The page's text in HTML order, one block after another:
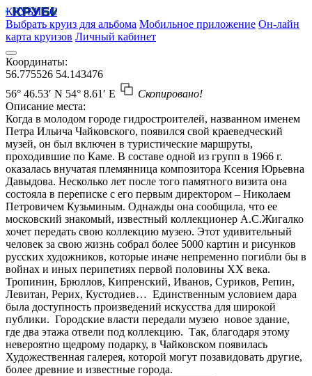
КРУБИСС
Выбрать круиз для альбома Мобильное приложение Он-лайн
карта круизов Личный кабинет
Координаты:
56.775526 54.143476
56° 46.53′ N 54° 8.61′ E
Скопировано!
Описание места:
Когда в молодом городе гидростроителей, названном именем
Петра Ильича Чайковского, появился свой краеведческий
музей, он был включен в туристические маршруты,
проходившие по Каме. В составе одной из групп в 1966 г.
оказалась внучатая племянница композитора Ксения Юрьевна
Давыдова. Несколько лет после того памятного визита она
состояла в переписке с его первым директором – Николаем
Петровичем Кузьминым. Однажды она сообщила, что ее
московский знакомый, известный коллекционер А.С.Жигалко
хочет передать свою коллекцию музею. Этот удивительный
человек за свою жизнь собрал более 5000 картин и рисунков
русских художников, которые иначе непременно погибли бы в
войнах и иных перипетиях первой половины ХХ века.
Тропинин, Брюллов, Кипренский, Иванов, Суриков, Репин,
Левитан, Рерих, Кустодиев… Единственным условием дара
была доступность произведений искусства для широкой
публики. Городские власти передали музею новое здание,
где два этажа отвели под коллекцию. Так, благодаря этому
невероятно щедрому подарку, в Чайковском появилась
Художественная галерея, которой могут позавидовать другие,
более древние и известные города.